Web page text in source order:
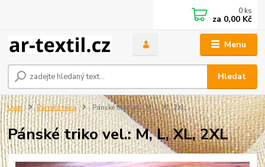
Menu
Hledat
0 ks
za 0,00 Kč
Úvod Pánská trika Pánské triko vel.: M, L, XL, 2XL
Pánské triko vel.: M, L, XL, 2XL